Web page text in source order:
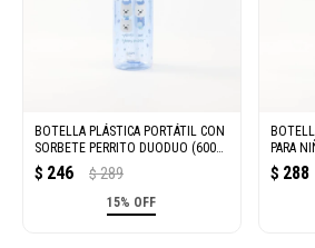
BOTELLA PLÁSTICA PORTÁTIL CON
SORBETE PERRITO DUODUO (600
ML / AZUL)
$ 246 $ 289
15% OFF
PARA
ML –
$ 288